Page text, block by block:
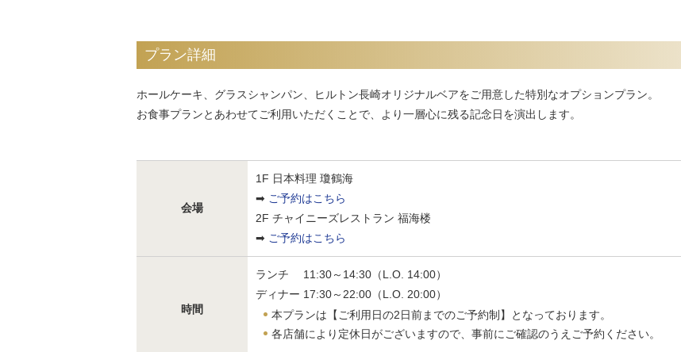
プラン詳細
ホールケーキ、グラスシャンパン、ヒルトン長崎オリジナルベアをご用意した特別なオプションプラン。
お食事プランとあわせてご利用いただくことで、より一層心に残る記念日を演出します。
会場
1F 日本料理 瓊鶴海
➡ ご予約はこちら
2F チャイニーズレストラン 福海楼
➡ ご予約はこちら
時間
ランチ 11:30～14:30（L.O. 14:00）
ディナー 17:30～22:00（L.O. 20:00）
本プランは【ご利用日の2日前までのご予約制】となっております。
各店舗により定休日がございますので、事前にご確認のうえご予約ください。